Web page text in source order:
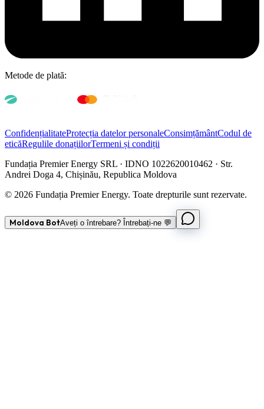
Metode de plată:
ConfidențialitateProtecția datelor personaleConsimțământCodul de
eticăRegulile donațiilorTermeni și condiții
Fundația Premier Energy SRL · IDNO 1022620010462 · Str.
Andrei Doga 4, Chișinău, Republica Moldova
© 2026 Fundația Premier Energy. Toate drepturile sunt rezervate.
Moldova BotAveți o întrebare? Întrebați-ne 💬